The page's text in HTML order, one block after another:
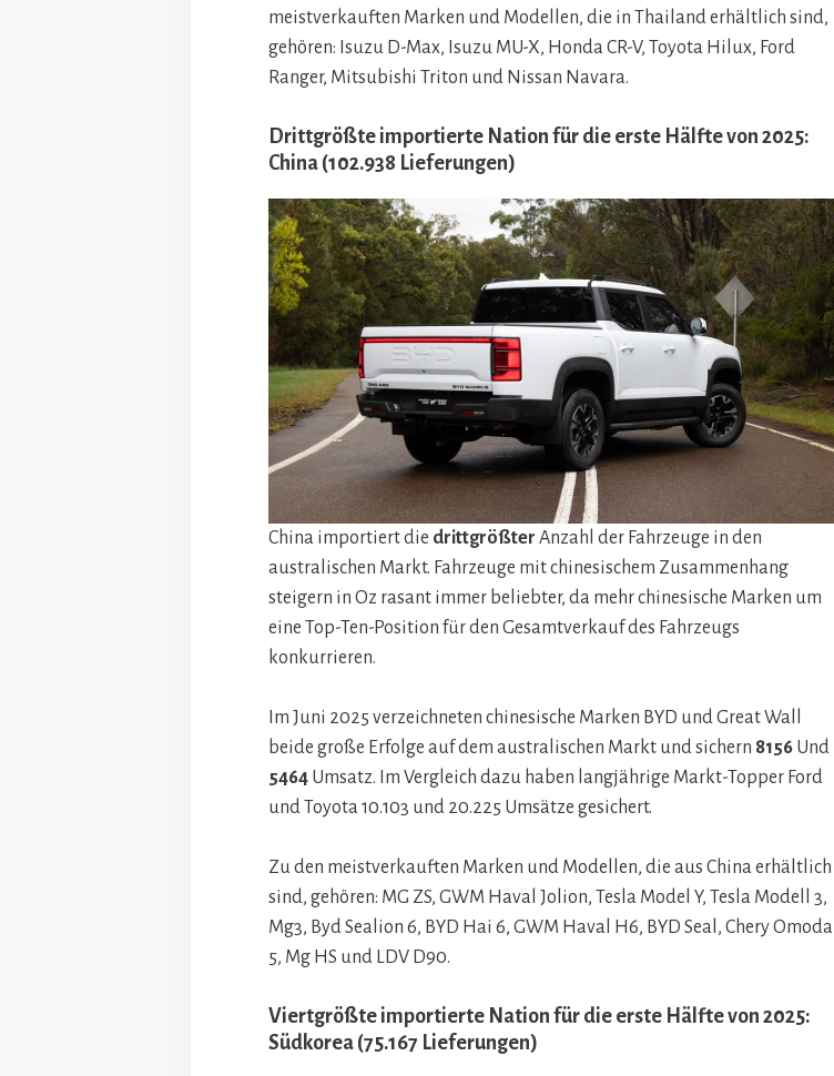
meistverkauften Marken und Modellen, die in Thailand erhältlich sind,
gehören: Isuzu D-Max, Isuzu MU-X, Honda CR-V, Toyota Hilux, Ford
Ranger, Mitsubishi Triton und Nissan Navara.
Drittgrößte importierte Nation für die erste Hälfte von 2025:
China (102.938 Lieferungen)
China importiert die drittgrößter Anzahl der Fahrzeuge in den
australischen Markt. Fahrzeuge mit chinesischem Zusammenhang
steigern in Oz rasant immer beliebter, da mehr chinesische Marken um
eine Top-Ten-Position für den Gesamtverkauf des Fahrzeugs
konkurrieren.
Im Juni 2025 verzeichneten chinesische Marken BYD und Great Wall
beide große Erfolge auf dem australischen Markt und sichern 8156 Und
5464 Umsatz. Im Vergleich dazu haben langjährige Markt-Topper Ford
und Toyota 10.103 und 20.225 Umsätze gesichert.
Zu den meistverkauften Marken und Modellen, die aus China erhältlich
sind, gehören: MG ZS, GWM Haval Jolion, Tesla Model Y, Tesla Modell 3,
Mg3, Byd Sealion 6, BYD Hai 6, GWM Haval H6, BYD Seal, Chery Omoda
5, Mg HS und LDV D90.
Viertgrößte importierte Nation für die erste Hälfte von 2025:
Südkorea (75.167 Lieferungen)